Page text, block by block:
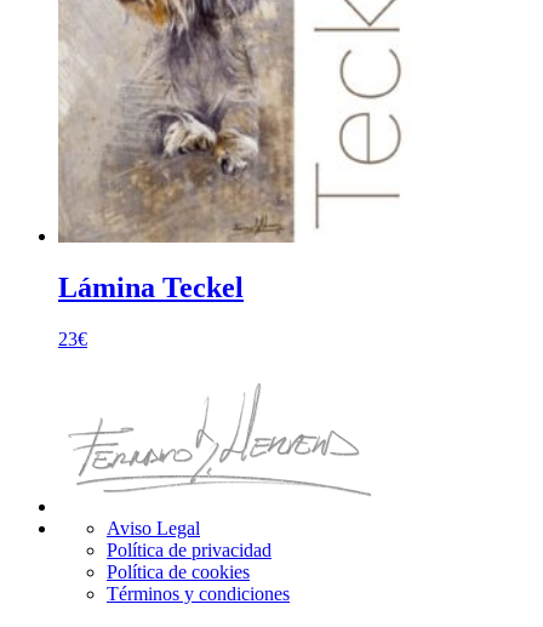
Lámina Teckel
23€
Aviso Legal
Política de privacidad
Política de cookies
Términos y condiciones